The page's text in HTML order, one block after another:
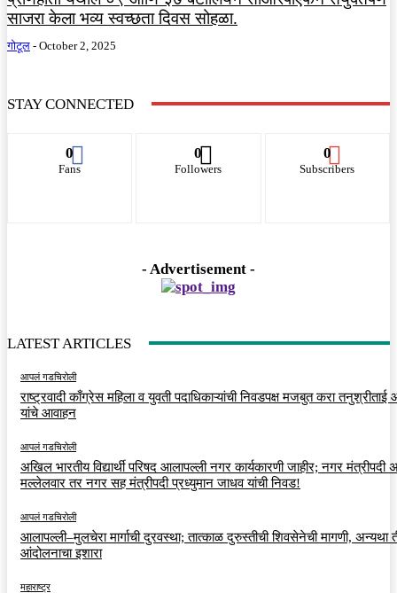
साजरा केला भव्य स्वच्छता दिवस सोहळा.
गोटूल - October 2, 2025
STAY CONNECTED
0
Fans
0
Followers
0
Subscribers
- Advertisement -
LATEST ARTICLES
आपलं गडचिरोली
राष्ट्रवादी काँग्रेस महिला व युवती पदाधिकाऱ्यांची निवडपक्ष मजबुत करा तनुश्रीताई
यांचे आवाहन
आपलं गडचिरोली
अखिल भारतीय विद्यार्थी परिषद आलापल्ली नगर कार्यकारणी जाहीर; नगर मंत्रीपदी
मल्लेलवार तर नगर सह मंत्रीपदी प्रध्युमान जाधव यांची निवड!
आपलं गडचिरोली
आलापल्ली–मुलचेरा मार्गाची दुरवस्था; तात्काळ दुरुस्तीची शिवसेनेची मागणी, अन्यथा
आंदोलनाचा इशारा
महाराष्ट्र